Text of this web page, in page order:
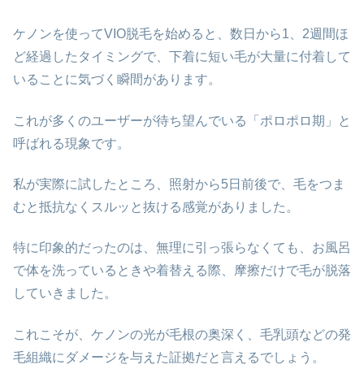
ケノンを使ってVIO脱毛を始めると、数日から1、2週間ほ
ど経過したタイミングで、下着に短い毛が大量に付着して
いることに気づく瞬間があります。
これが多くのユーザーが待ち望んでいる「ポロポロ期」と
呼ばれる現象です。
私が実際に試したところ、照射から5日前後で、毛をつま
むと抵抗なくスルッと抜ける感覚がありました。
特に印象的だったのは、無理に引っ張らなくても、お風呂
で体を洗っているときや着替える際、摩擦だけで毛が脱落
していきました。
これこそが、ケノンの光が毛根の奥深く、毛乳頭などの発
毛組織にダメージを与えた証拠だと言えるでしょう。